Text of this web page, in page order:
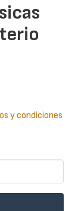
y condiciones